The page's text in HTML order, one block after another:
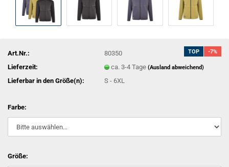
TOP -7%
Art.Nr.:
80350
Lieferzeit:
ca. 3-4 Tage(Ausland abweichend)
Lieferbar in den Größe(n): S - 6XL
Farbe:
Größe: